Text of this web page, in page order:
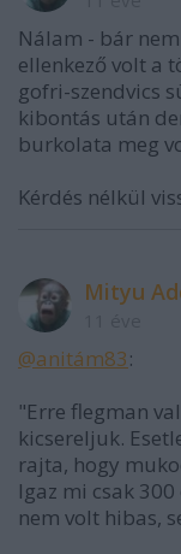
Nálam - bár
ellenkező volt a
gofri-szendvics
kibontás után
burkolata meg
Kérdés nélkül
Mityu
@anitám83:
"Erre flegman
kicsereljuk.
rajta, hogy
Igaz mi csak
nem volt hibas,